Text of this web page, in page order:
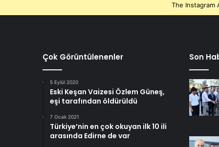
The Instagram
Çok Görüntülenenler
5 Eylül 2020
Eski Keşan Vaizesi Özlem Güneş,
eşi tarafından öldürüldü
7 Ocak 2021
Türkiye’nin en çok okuyan ilk 10 ili
arasında Edirne de var
Son